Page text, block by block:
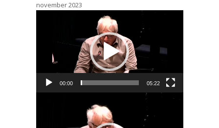
november 2023
00:00 05:22